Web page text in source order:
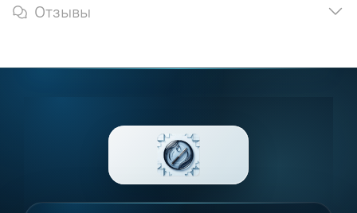
Отзывы